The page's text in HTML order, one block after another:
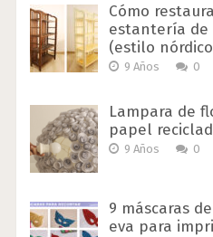
Cómo
estantería de
(estilo
9 Años 0
Lampara de
papel
9 Años 0
9 máscaras
eva para